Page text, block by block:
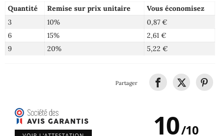
Quantité Remise sur prix unitaire
Vous économisez
3
10%
0,87 €
6
15%
2,61 €
9
20% 5,22 €
Partager
10/10